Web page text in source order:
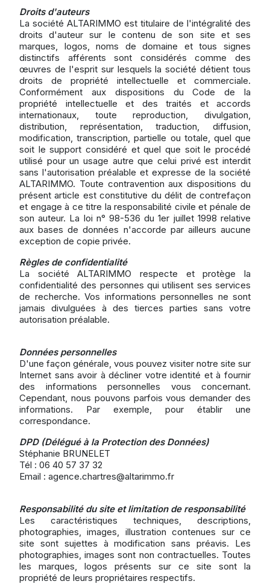
Droits d'auteurs
La société ALTARIMMO est titulaire de l'intégralité des
droits d'auteur sur le contenu de son site et ses
marques, logos, noms de domaine et tous signes
distinctifs afférents sont considérés comme des
œuvres de l'esprit sur lesquels la société détient tous
droits de propriété intellectuelle et commerciale.
Conformément aux dispositions du Code de la
propriété intellectuelle et des traités et accords
internationaux, toute reproduction, divulgation,
distribution, représentation, traduction, diffusion,
modification, transcription, partielle ou totale, quel que
soit le support considéré et quel que soit le procédé
utilisé pour un usage autre que celui privé est interdit
sans l'autorisation préalable et expresse de la société
ALTARIMMO. Toute contravention aux dispositions du
présent article est constitutive du délit de contrefaçon
et engage à ce titre la responsabilité civile et pénale de
son auteur. La loi n° 98-536 du 1er juillet 1998 relative
aux bases de données n'accorde par ailleurs aucune
exception de copie privée.
Règles de confidentialité
La société ALTARIMMO respecte et protège la
confidentialité des personnes qui utilisent ses services
de recherche. Vos informations personnelles ne sont
jamais divulguées à des tierces parties sans votre
autorisation préalable.
Données personnelles
D'une façon générale, vous pouvez visiter notre site sur
Internet sans avoir à décliner votre identité et à fournir
des informations personnelles vous concernant.
Cependant, nous pouvons parfois vous demander des
informations. Par exemple, pour établir une
correspondance.
DPD (Délégué à la Protection des Données)
Stéphanie BRUNELET
Tél : 06 40 57 37 32
Email : agence.chartres@altarimmo.fr
Responsabilité du site et limitation de responsabilité
Les caractéristiques techniques, descriptions,
photographies, images, illustration contenues sur ce
site sont sujettes à modification sans préavis. Les
photographies, images sont non contractuelles. Toutes
les marques, logos présents sur ce site sont la
propriété de leurs propriétaires respectifs.